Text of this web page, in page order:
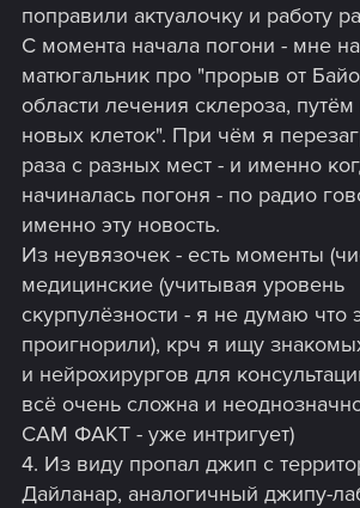
поправили актуалочку и работу
С момента начала погони - мне
матюгальник про "прорыв от
области лечения склероза,
новых клеток". При чём я
раза с разных мест - и именно
начиналась погоня - по радио
именно эту новость.
Из неувязочек - есть моменты
медицинские (учитывая уровень
скурпулёзности - я не думаю что
проигнорили), крч я ищу
и нейрохирургов для
всё очень сложна и
САМ ФАКТ - уже интригует)
4. Из виду пропал джип с
Дайланар, аналогичный джипу-